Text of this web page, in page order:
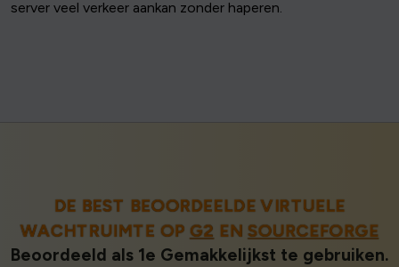
server veel verkeer aankan zonder haperen.
DE BEST BEOORDEELDE VIRTUELE
WACHTRUIMTE OP G2 EN SOURCEFORGE
Beoordeeld als 1e Gemakkelijkst te gebruiken.